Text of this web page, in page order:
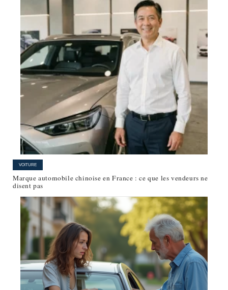
VOITURE
Marque automobile chinoise en France : ce que les vendeurs ne
disent pas